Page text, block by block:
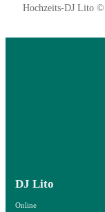
Hochzeits-DJ Lito ©
DJ Lito
Online